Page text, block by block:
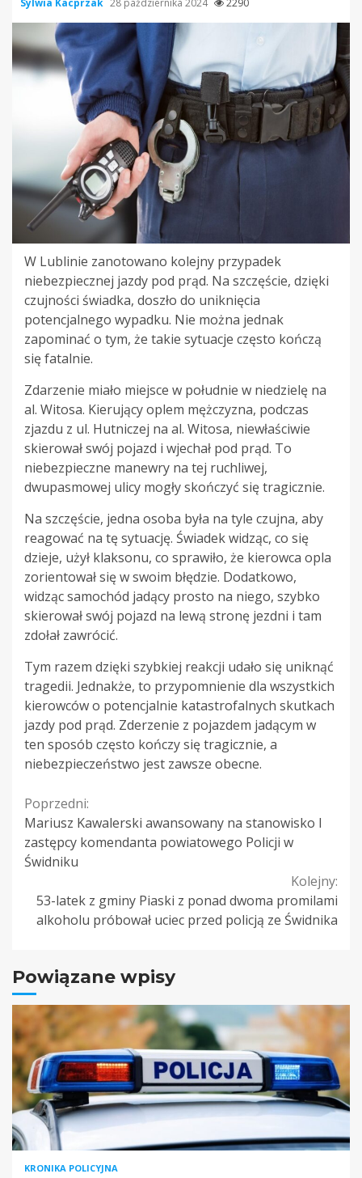
Sylwia Kacprzak 28 października 2024 2290
W Lublinie zanotowano kolejny przypadek
niebezpiecznej jazdy pod prąd. Na szczęście, dzięki
czujności świadka, doszło do uniknięcia
potencjalnego wypadku. Nie można jednak
zapominać o tym, że takie sytuacje często kończą
się fatalnie.
Zdarzenie miało miejsce w południe w niedzielę na
al. Witosa. Kierujący oplem mężczyzna, podczas
zjazdu z ul. Hutniczej na al. Witosa, niewłaściwie
skierował swój pojazd i wjechał pod prąd. To
niebezpieczne manewry na tej ruchliwej,
dwupasmowej ulicy mogły skończyć się tragicznie.
Na szczęście, jedna osoba była na tyle czujna, aby
reagować na tę sytuację. Świadek widząc, co się
dzieje, użył klaksonu, co sprawiło, że kierowca opla
zorientował się w swoim błędzie. Dodatkowo,
widząc samochód jadący prosto na niego, szybko
skierował swój pojazd na lewą stronę jezdni i tam
zdołał zawrócić.
Tym razem dzięki szybkiej reakcji udało się uniknąć
tragedii. Jednakże, to przypomnienie dla wszystkich
kierowców o potencjalnie katastrofalnych skutkach
jazdy pod prąd. Zderzenie z pojazdem jadącym w
ten sposób często kończy się tragicznie, a
niebezpieczeństwo jest zawsze obecne.
Continue
Reading
Poprzedni:
Mariusz Kawalerski awansowany na stanowisko I
zastępcy komendanta powiatowego Policji w
Świdniku
Kolejny:
53-latek z gminy Piaski z ponad dwoma promilami
alkoholu próbował uciec przed policją ze Świdnika
Powiązane wpisy
KRONIKA POLICYJNA